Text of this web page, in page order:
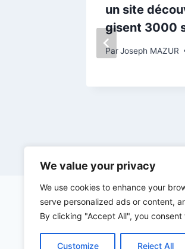
We value your privacy
We use cookies to enhance your
serve personalized ads or content,
By clicking "Accept All", you
Customize Reject All
un site
gisent 3000
ParJoseph MAZUR